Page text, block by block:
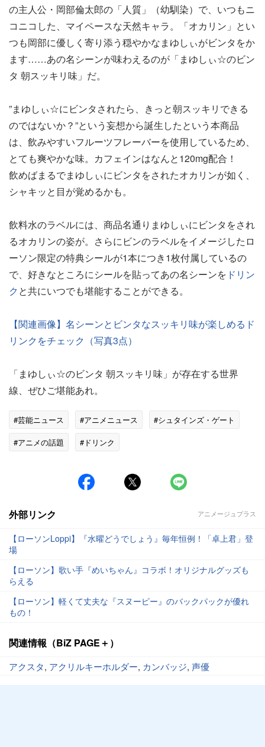
の主人公・岡部倫太郎の「人質」（幼馴染）で、いつもニ
コニコした、マイペースな天然キャラ。「オカリン」とい
つも岡部に優しく寄り添う穏やかなまゆしぃがビンタをか
ます……あの名シーンが味わえるのが「まゆしぃ☆のビン
タ 朝スッキリ味」だ。
”まゆしぃ☆にビンタされたら、きっと朝スッキリできる
のではないか？”という妄想から誕生したという本商品
は、飲みやすいフルーツフレーバーを使用しているため、
とても爽やかな味。カフェインはなんと120mg配合！
飲めばまるでまゆしぃにビンタをされたオカリンが如く、
シャキッと目が覚めるかも。
飲料水のラベルには、商品名通りまゆしぃにビンタをされ
るオカリンの姿が。さらにビンのラベルをイメージしたロ
ーソン限定の特典シールが1本につき1枚付属しているの
で、好きなところにシールを貼ってあの名シーンを ドリン
ク と共にいつでも堪能することができる。
【関連画像】名シーンとビンタなスッキリ味が楽しめるド
リンクをチェック（写真3点）
「まゆしぃ☆のビンタ 朝スッキリ味」が存在する世界
線、ぜひご堪能あれ。
#芸能ニュース #アニメニュース
#シュタインズ・ゲート
#アニメの話題
#ドリンク
外部リンク アニメージュプラス
【ローソンLoppi】『水曜どうでしょう』毎年恒例！「卓上君」登
場
【ローソン】歌い手『めいちゃん』コラボ！オリジナルグッズも
らえる
【ローソン】軽くて丈夫な『スヌーピー』のバックパックが優れ
もの！
関連情報（BiZ PAGE＋）
アクスタ, アクリルキーホルダー, カンバッジ, 声優